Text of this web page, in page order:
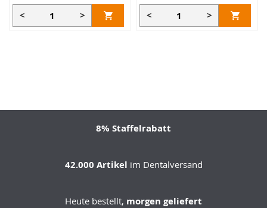
< > < >
8% Staffelrabatt
42.000 Artikel im Dentalversand
Heute bestellt, morgen geliefert